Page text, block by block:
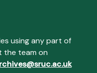
using any part of
the team on